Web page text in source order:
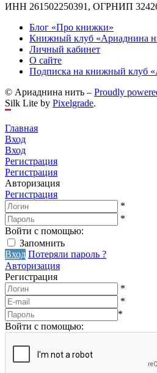
ИНН 261502250391, ОГРНИП
Блог «Про книжки»
Книжный клуб «Ариаднина
Личный кабинет
О сайте
Подписка на книжный клуб
© Ариаднина нить – Proudly
Silk Lite by Pixelgrade.
Главная
Вход
Вход
Регистрация
Регистрация
Авторизация
Регистрация
*
*
Войти с помощью:
Запомнить
Вход Потеряли пароль ?
Авторизация
Регистрация
*
*
*
Войти с помощью: